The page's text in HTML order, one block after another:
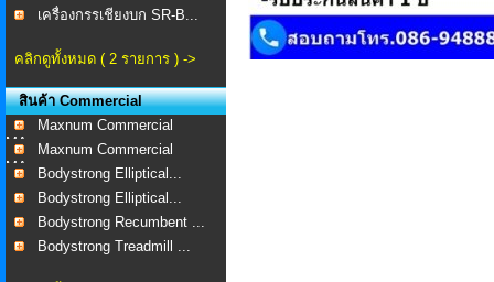
เครื่องกรรเชียงบก SR-B...
คลิกดูทั้งหมด ( 2 รายการ ) ->
สินค้า Commercial
Maxnum Commercial
MA-...Maxnum Commercial
MA-...Bodystrong Elliptical...
Bodystrong Elliptical...
Bodystrong Recumbent ...
Bodystrong Treadmill ...